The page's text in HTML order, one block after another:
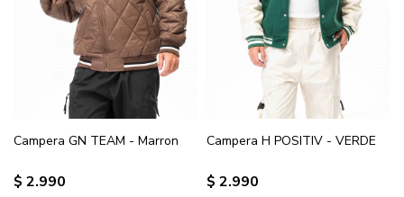
Campera GN TEAM - Marron
$ 2.990
Campera H POSITIV - VERDE
$ 2.990